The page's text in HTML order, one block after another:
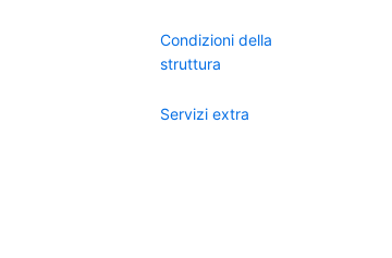
Condizioni della
struttura
Servizi extra